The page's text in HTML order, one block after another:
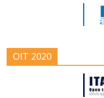
OIT 2020